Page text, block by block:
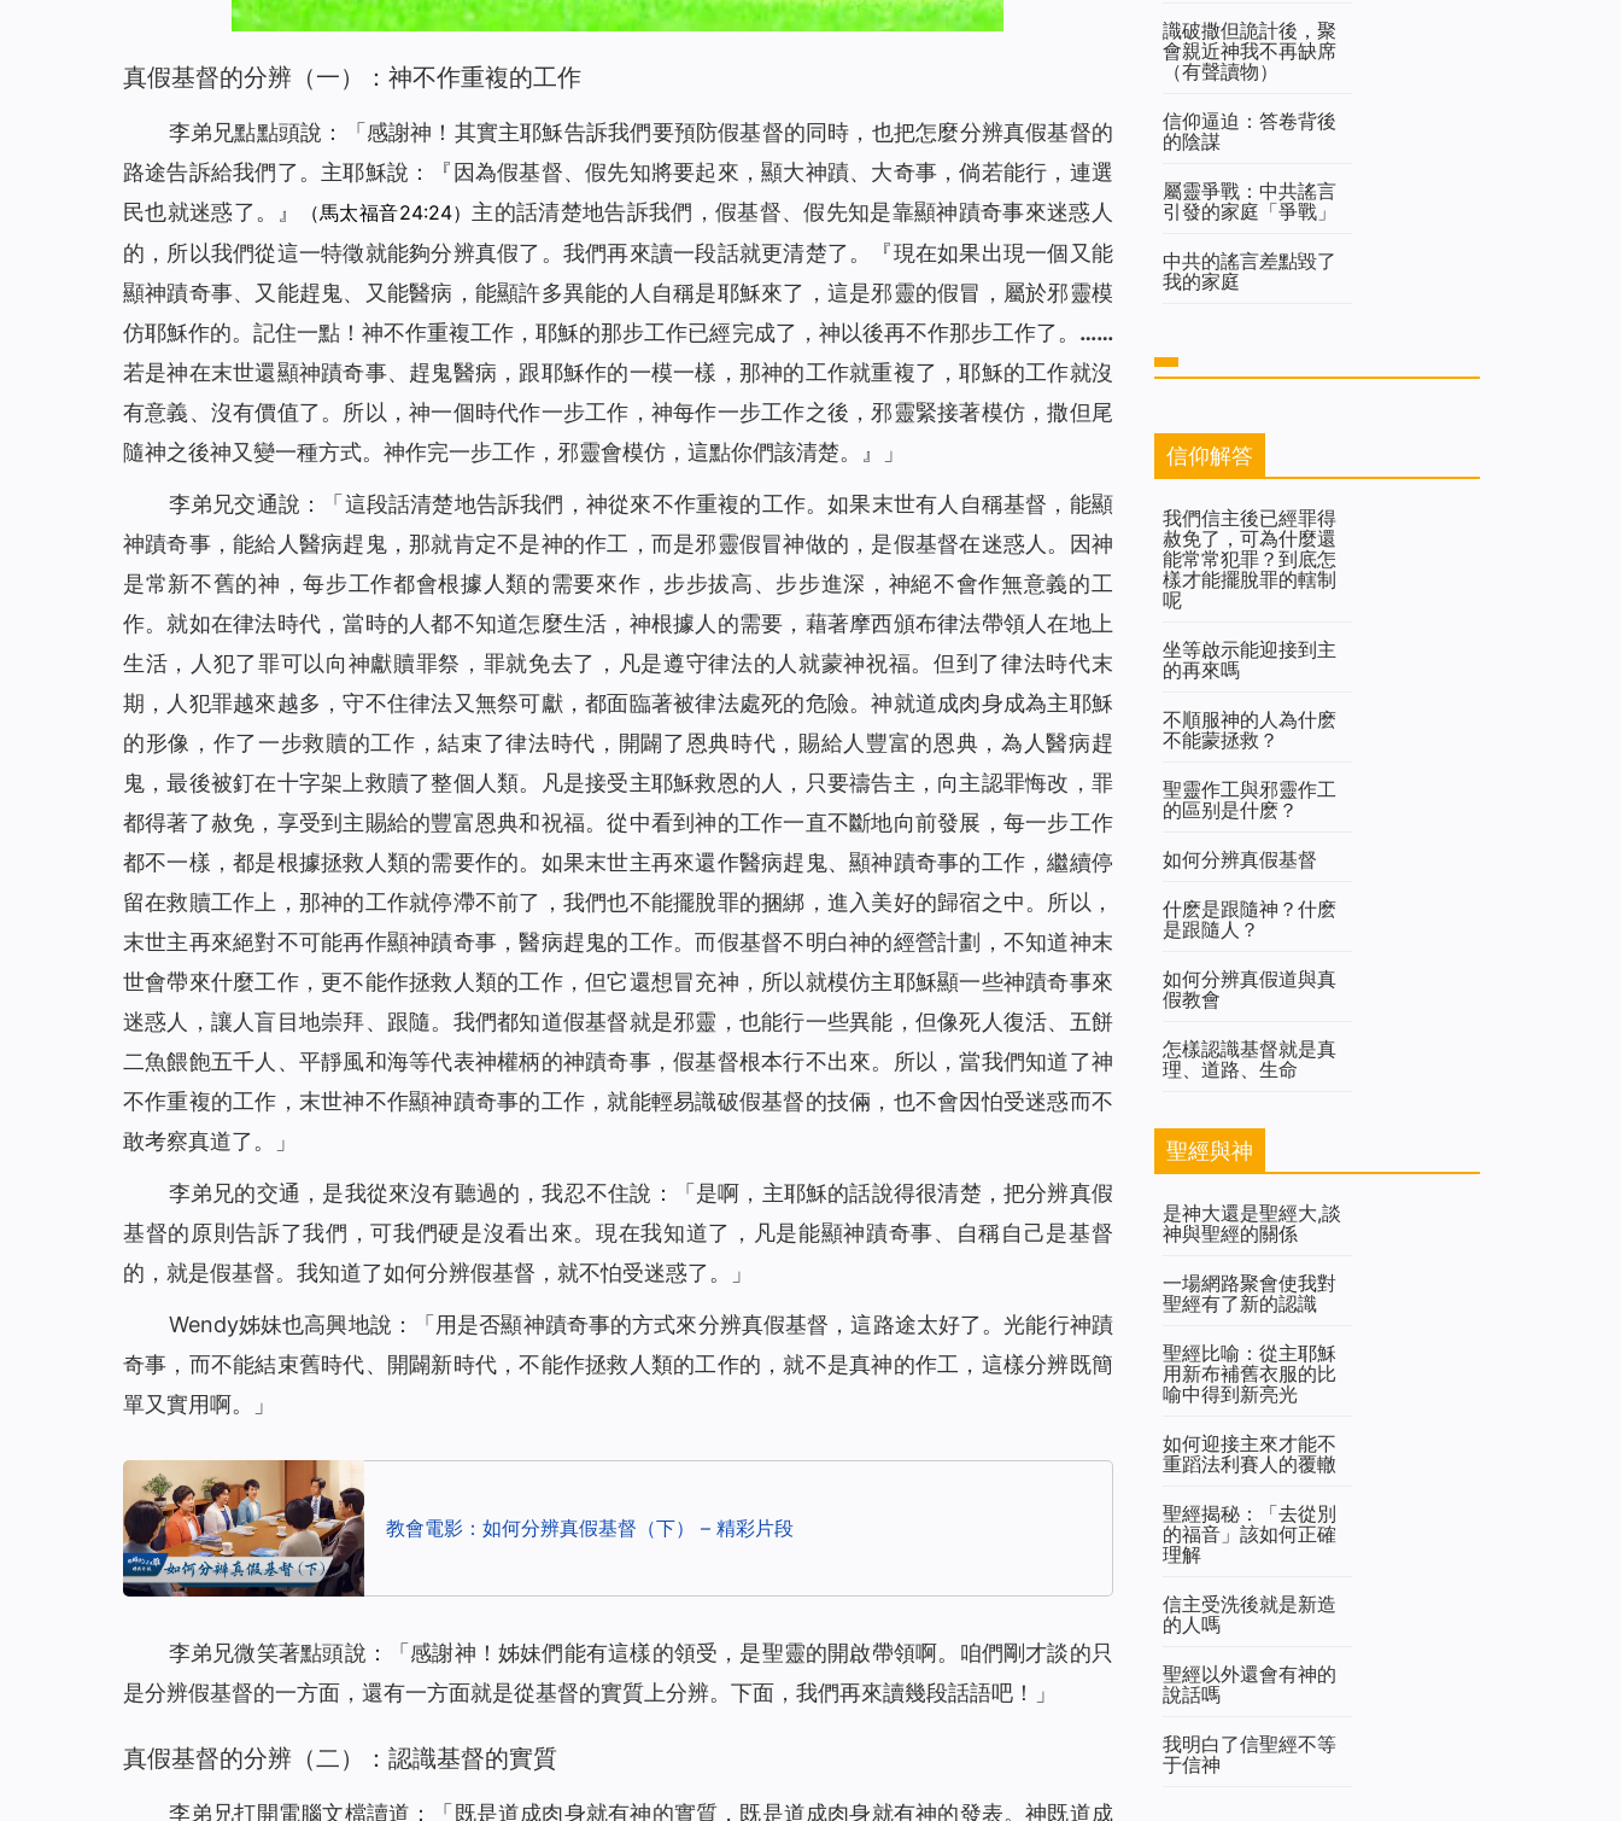
真假基督的分辨（一）：神不作重複的工作
李弟兄點點頭說：「感謝神！其實主耶穌告訴我們要預防假基督的同時，也把怎麼分辨真假基督的
路途告訴給我們了。主耶穌說：『 因為假基督、假先知將要起來，顯大神蹟、大奇事，倘若能行，連選
民也就迷惑了。
』 （馬太福音24:24） 主的話清楚地告訴我們，假基督、假先知是靠顯神蹟奇事來迷惑人
的，所以我們從這一特徵就能夠分辨真假了。我們再來讀一段話就更清楚了。『現在如果出現一個又能
顯神蹟奇事、又能趕鬼、又能醫病，能顯許多異能的人自稱是耶穌來了，這是邪靈的假冒，屬於邪靈模
仿耶穌作的。記住一點！神不作重複工作，耶穌的那步工作已經完成了，神以後再不作那步工作了。……
若是神在末世還顯神蹟奇事、趕鬼醫病，跟耶穌作的一模一樣，那神的工作就重複了，耶穌的工作就沒
有意義、沒有價值了。所以，神一個時代作一步工作，神每作一步工作之後，邪靈緊接著模仿，撒但尾
隨神之後神又變一種方式。神作完一步工作，邪靈會模仿，這點你們該清楚。
』」
李弟兄交通說：「這段話清楚地告訴我們，神從來不作重複的工作。如果末世有人自稱基督，能顯
神蹟奇事，能給人醫病趕鬼，那就肯定不是神的作工，而是邪靈假冒神做的，是假基督在迷惑人。因神
是常新不舊的神，每步工作都會根據人類的需要來作，步步拔高、步步進深，神絕不會作無意義的工
作。就如在律法時代，當時的人都不知道怎麼生活，神根據人的需要，藉著摩西頒布律法帶領人在地上
生活，人犯了罪可以向神獻贖罪祭，罪就免去了，凡是遵守律法的人就蒙神祝福。但到了律法時代末
期，人犯罪越來越多，守不住律法又無祭可獻，都面臨著被律法處死的危險。神就道成肉身成為主耶穌
的形像，作了一步救贖的工作，結束了律法時代，開闢了恩典時代，賜給人豐富的恩典，為人醫病趕
鬼，最後被釘在十字架上救贖了整個人類。凡是接受主耶穌救恩的人，只要禱告主，向主認罪悔改，罪
都得著了赦免，享受到主賜給的豐富恩典和祝福。從中看到神的工作一直不斷地向前發展，每一步工作
都不一樣，都是根據拯救人類的需要作的。如果末世主再來還作醫病趕鬼、顯神蹟奇事的工作，繼續停
留在救贖工作上，那神的工作就停滯不前了，我們也不能擺脫罪的捆綁，進入美好的歸宿之中。所以，
末世主再來絕對不可能再作顯神蹟奇事，醫病趕鬼的工作。而假基督不明白神的經營計劃，不知道神末
世會帶來什麼工作，更不能作拯救人類的工作，但它還想冒充神，所以就模仿主耶穌顯一些神蹟奇事來
迷惑人，讓人盲目地崇拜、跟隨。我們都知道假基督就是邪靈，也能行一些異能，但像死人復活、五餅
二魚餵飽五千人、平靜風和海等代表神權柄的神蹟奇事，假基督根本行不出來。所以，當我們知道了神
不作重複的工作，末世神不作顯神蹟奇事的工作，就能輕易識破假基督的技倆，也不會因怕受迷惑而不
敢考察真道了。」
李弟兄的交通，是我從來沒有聽過的，我忍不住說：「是啊，主耶穌的話說得很清楚，把分辨真假
基督的原則告訴了我們，可我們硬是沒看出來。現在我知道了，凡是能顯神蹟奇事、自稱自己是基督
的，就是假基督。我知道了如何分辨假基督，就不怕受迷惑了。」
Wendy姊妹也高興地說：「用是否顯神蹟奇事的方式來分辨真假基督，這路途太好了。光能行神蹟
奇事，而不能結束舊時代、開闢新時代，不能作拯救人類的工作的，就不是真神的作工，這樣分辨既簡
單又實用啊。」
教會電影：如何分辨真假基督（下） – 精彩片段
李弟兄微笑著點頭說：「感謝神！姊妹們能有這樣的領受，是聖靈的開啟帶領啊。咱們剛才談的只
是分辨假基督的一方面，還有一方面就是從基督的實質上分辨。下面，我們再來讀幾段話語吧！」
真假基督的分辨（二）：認識基督的實質
李弟兄打開電腦文檔讀道：「既是道成肉身就有神的實質，既是道成肉身就有神的發表。神既道成
識破撒但詭計後，聚
會親近神我不再缺席
（有聲讀物）
信仰逼迫：答卷背後
的陰謀
屬靈爭戰：中共謠言
引發的家庭「爭戰」
中共的謠言差點毀了
我的家庭
信仰解答
我們信主後已經罪得
赦免了，可為什麼還
能常常犯罪？到底怎
樣才能擺脫罪的轄制
呢
坐等啟示能迎接到主
的再來嗎
不順服神的人為什麽
不能蒙拯救？
聖靈作工與邪靈作工
的區别是什麽？
如何分辨真假基督
什麽是跟隨神？什麽
是跟隨人？
如何分辨真假道與真
假教會
怎樣認識基督就是真
理、道路、生命
聖經與神
是神大還是聖經大,談
神與聖經的關係
一場網路聚會使我對
聖經有了新的認識
聖經比喻：從主耶穌
用新布補舊衣服的比
喻中得到新亮光
如何迎接主來才能不
重蹈法利賽人的覆轍
聖經揭秘：「去從別
的福音」該如何正確
理解
信主受洗後就是新造
的人嗎
聖經以外還會有神的
說話嗎
我明白了信聖經不等
于信神